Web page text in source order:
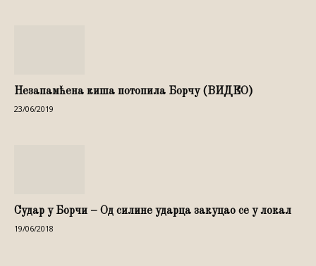
Незапамћена киша потопила Борчу (ВИДЕО)
23/06/2019
Судар у Борчи – Од силине ударца закуцао се у локал
19/06/2018